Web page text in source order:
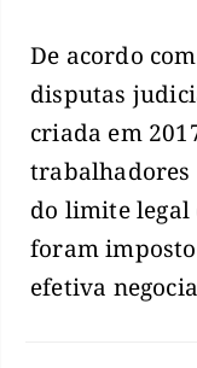
De acordo
disputas
criada em
trabalhadores
do limite legal
foram
efetiva